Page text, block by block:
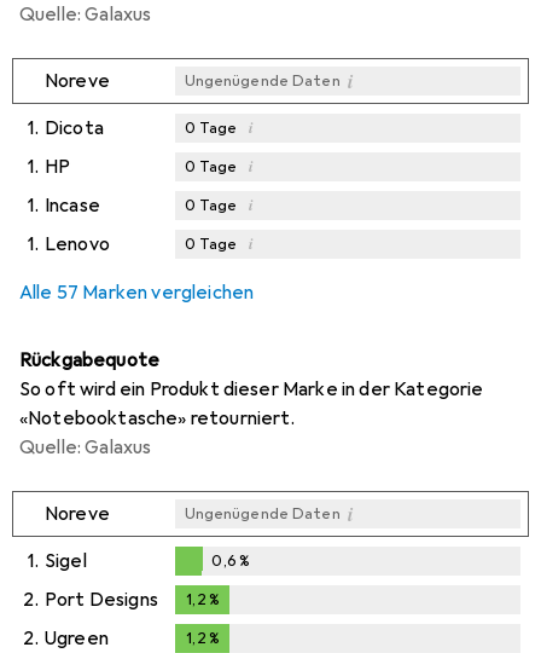
Quelle: Galaxus
Noreve Ungenügende Daten i
1. Dicota 0 Tage i
1. HP 0 Tage i
1. Incase 0 Tage i
1. Lenovo 0 Tage i
Alle 57 Marken vergleichen
Rückgabequote
So oft wird ein Produkt dieser Marke in der Kategorie
«Notebooktasche» retourniert.
Quelle: Galaxus
Noreve Ungenügende Daten i
1. Sigel
0,6%
0,6%
2. Port Designs 1,2 %
2. Ugreen 1,2 %